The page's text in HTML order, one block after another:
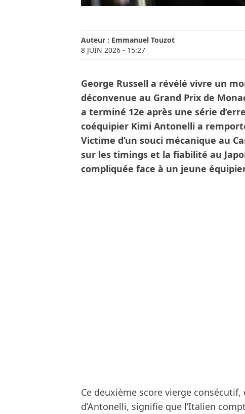
Auteur : Emmanuel Touzot
8 JUIN 2026 - 15:27
George Russell a révélé vivre un
déconvenue au Grand Prix de
a terminé 12e après une série
coéquipier Kimi Antonelli a
Victime d’un souci mécanique au
sur les timings et la fiabilité au
compliquée face à un jeune
Ce deuxième score vierge
d’Antonelli, signifie que l’Italien